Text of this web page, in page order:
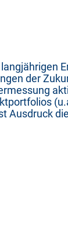
der
Ausdruck